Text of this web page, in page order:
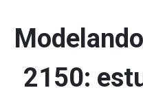
2150: